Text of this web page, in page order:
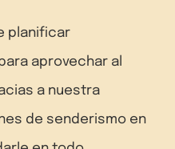
planificar
aprovechar al
a nuestra
de senderismo en